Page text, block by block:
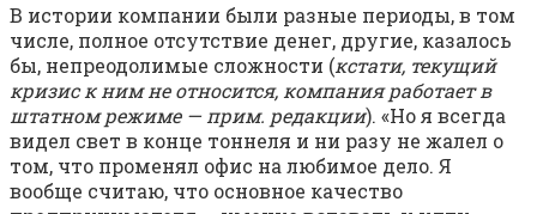
В истории компании были разные периоды, в том
числе, полное отсутствие денег, другие, казалось
бы, непреодолимые сложности (кстати, текущий
кризис к ним не относится, компания работает в
штатном режиме — прим. редакции). «Но я всегда
видел свет в конце тоннеля и ни разу не жалел о
том, что променял офис на любимое дело. Я
вообще считаю, что основное качество